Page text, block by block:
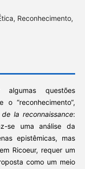
Reconhecimento,
questões
“reconhecimento”,
de la reconnaissance:
se uma análise da
epistêmicas, mas
Ricoeur, requer um
como um meio